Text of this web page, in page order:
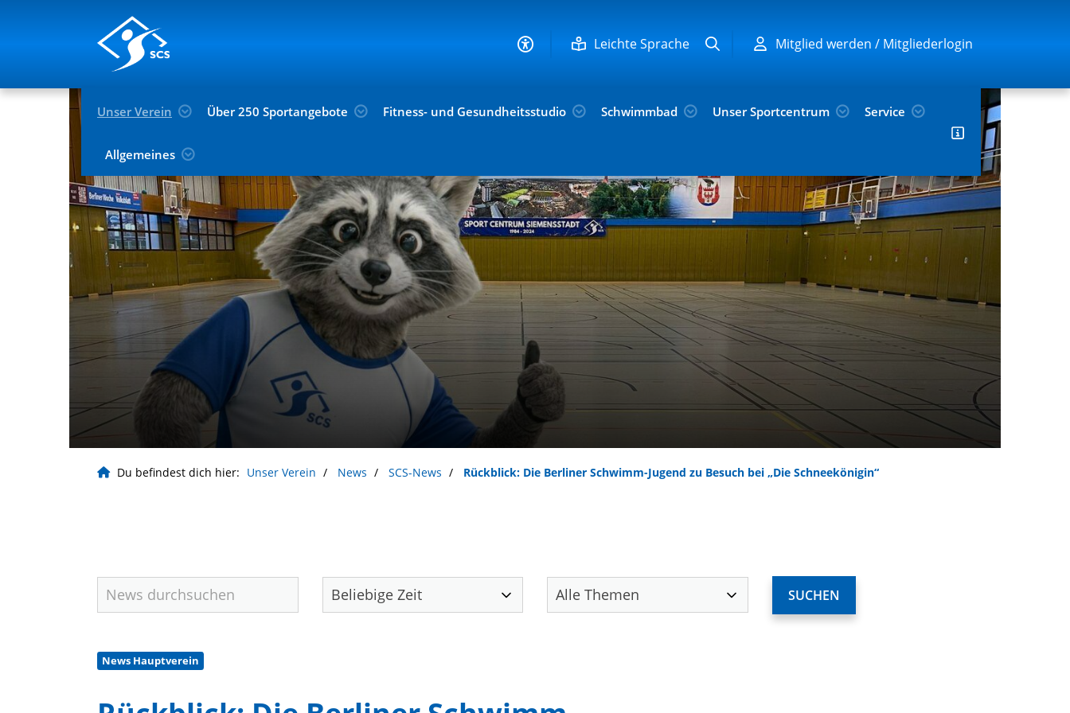
Leichte Sprache Mitglied werden / Mitgliederlogin
Unser Verein Über 250 Sportangebote Fitness- und Gesundheitsstudio Schwimmbad Unser Sportcentrum Service
Allgemeines
Du befindest dich hier: Unser Verein News SCS-News Rückblick: Die Berliner Schwimm-Jugend zu Besuch bei „Die Schneekönigin“
News Hauptverein
Geschäftsstelle Unser Verein